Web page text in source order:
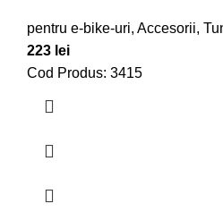
pentru e-bike-uri, Accesorii,
223 lei
Cod Produs: 3415